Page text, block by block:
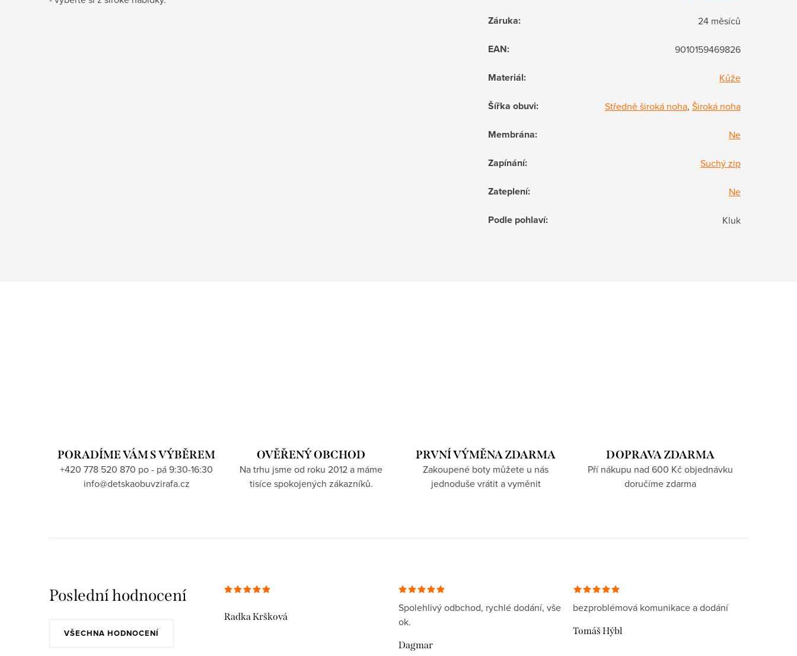
Záruka: 24 měsíců
EAN: 9010159469826
Materiál: Kůže
Šířka obuvi: Středně široká noha, Široká noha
Membrána: Ne
Zapínání: Suchý zip
Zateplení: Ne
Podle pohlaví: Kluk
PORADÍME VÁM S VÝBĚREM
+420 778 520 870 po - pá 9:30-16:30
info@detskaobuvzirafa.cz
OVĚŘENÝ OBCHOD
Na trhu jsme od roku 2012 a máme
tisíce spokojených zákazníků.
PRVNÍ VÝMĚNA ZDARMA
Zakoupené boty můžete u nás
jednoduše vrátit a vyměnit
DOPRAVA ZDARMA
Pří nákupu nad 600 Kč objednávku
doručíme zdarma
Poslední hodnocení
VŠECHNA HODNOCENÍ
Radka Kršková
Spolehlivý odbchod, rychlé dodání, vše
ok.
Dagmar
bezproblémová komunikace a dodání
Tomáš Hýbl